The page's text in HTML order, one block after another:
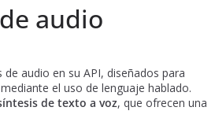
audio​
audio en su API, diseñados para
el uso de lenguaje hablado.
de texto a voz, que ofrecen una